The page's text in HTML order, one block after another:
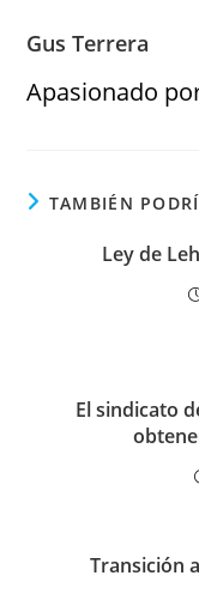
Gus Terrera
Apasionado
TAMBIÉN
Ley de
El sindicato
Transición